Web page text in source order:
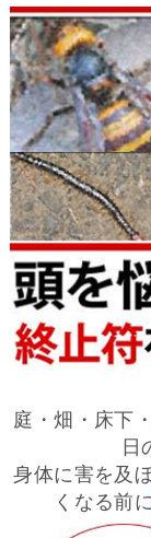
庭・畑・床下
日
身体に害を及
くなる前に